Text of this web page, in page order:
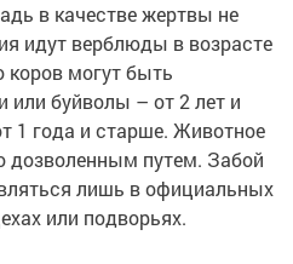
в качестве жертвы не
идут верблюды в возрасте
коров могут быть
или буйволы – от 2 лет и
1 года и старше. Животное
дозволенным путем. Забой
лишь в официальных
или подворьях.